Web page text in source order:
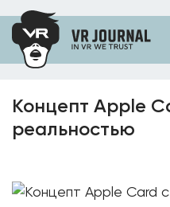
Концепт Apple
реальностью